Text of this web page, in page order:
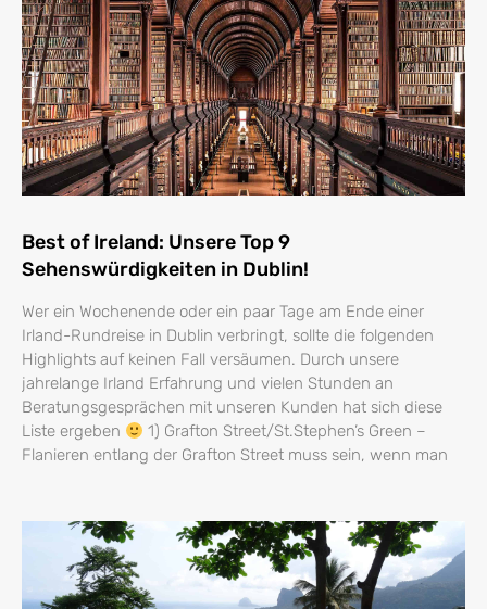
Best of Ireland: Unsere Top 9
Sehenswürdigkeiten in Dublin!
Wer ein Wochenende oder ein paar Tage am Ende einer
Irland-Rundreise in Dublin verbringt, sollte die folgenden
Highlights auf keinen Fall versäumen. Durch unsere
jahrelange Irland Erfahrung und vielen Stunden an
Beratungsgesprächen mit unseren Kunden hat sich diese
Liste ergeben
1) Grafton Street/St.Stephen’s Green –
Flanieren entlang der Grafton Street muss sein, wenn man